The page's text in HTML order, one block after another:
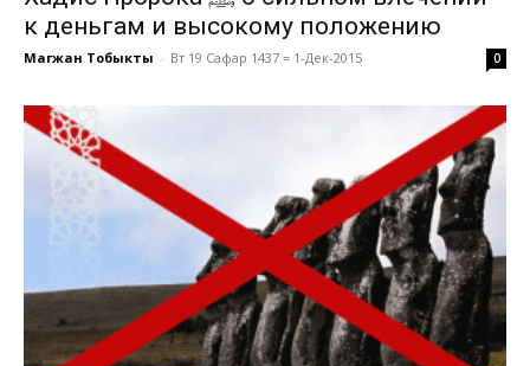
к деньгам и высокому положению
Магжан Тобыкты - Вт 19 Сафар 1437 = 1-Дек-2015 0